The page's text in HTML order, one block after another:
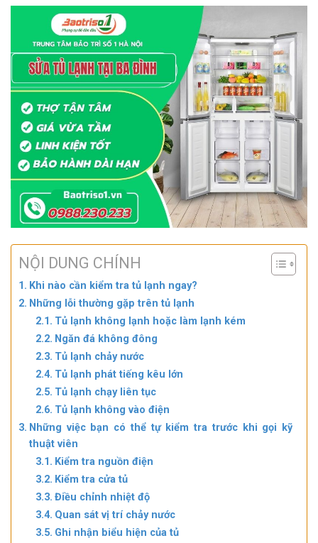
NỘI DUNG CHÍNH
Khi nào cần kiểm tra tủ lạnh ngay?
Những lỗi thường gặp trên tủ lạnh
Tủ lạnh không lạnh hoặc làm lạnh kém
Ngăn đá không đông
Tủ lạnh chảy nước
Tủ lạnh phát tiếng kêu lớn
Tủ lạnh chạy liên tục
Tủ lạnh không vào điện
Những việc bạn có thể tự kiểm tra trước khi gọi kỹ
thuật viên
Kiểm tra nguồn điện
Kiểm tra cửa tủ
Điều chỉnh nhiệt độ
Quan sát vị trí chảy nước
Ghi nhận biểu hiện của tủ